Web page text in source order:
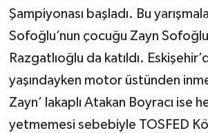
Şampiyonası başladı. Bu
Sofoğlu’nun çocuğu Zayn
Razgatlıoğlu da katıldı.
yaşındayken motor üstünden
Zayn’ lakaplı Atakan Boyracı ise
yetmemesi sebebiyle TOSFED